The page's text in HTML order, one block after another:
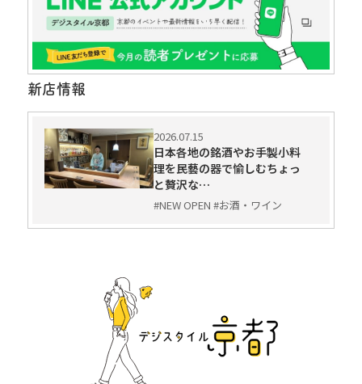
新店情報
2026.07.15
日本各地の銘酒やお手製小料
理を民藝の器で愉しむちょっ
と贅沢な…
#NEW OPEN #お酒・ワイン